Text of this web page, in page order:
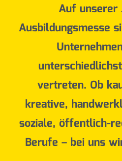
Auf unserer
Ausbildungsmesse
vertreten. Ob
kreative,
soziale, öffentlich-
Berufe – bei uns